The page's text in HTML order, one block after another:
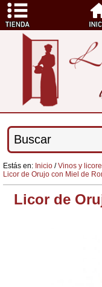
Estás en: Inicio /Vinos y
Licor de Orujo con Miel de
Licor de